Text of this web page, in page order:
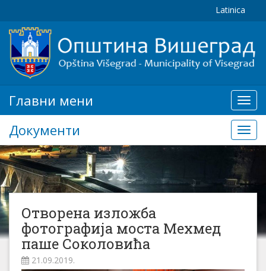
Latinica
мени
Главни мени
Документи
Отворена изложба
фотографија моста Мехмед
паше Соколовића
21.09.2019.